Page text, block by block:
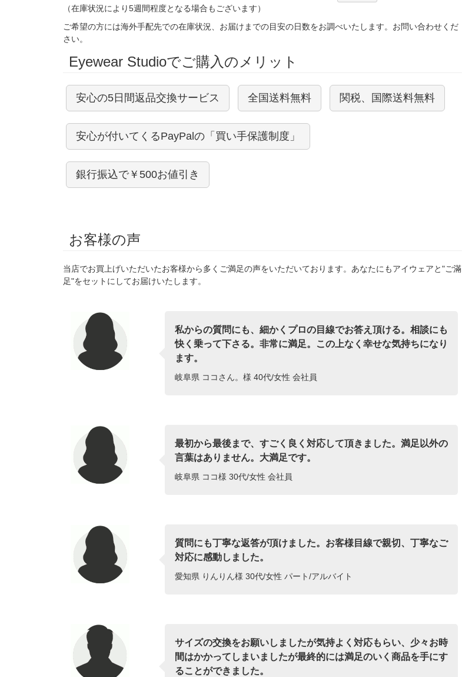
（在庫状況により5週間程度となる場合もございます）
ご希望の方には海外手配先での在庫状況、お届けまでの目安の日数をお調べいたします。お問い合わせくだ
さい。
Eyewear Studioでご購入のメリット
安心の5日間返品交換サービス 全国送料無料 関税、国際送料無料
安心が付いてくるPayPalの「買い手保護制度」
銀行振込で￥500お値引き
お客様の声
当店でお買上げいただいたお客様から多くご満足の声をいただいております。あなたにもアイウェアと"ご滿
足"をセットにしてお届けいたします。
私からの質問にも、細かくプロの目線でお答え頂ける。相談にも
快く乗って下さる。非常に満足。この上なく幸せな気持ちになり
ます。
岐阜県 ココさん。様 40代/女性 会社員
最初から最後まで、すごく良く対応して頂きました。満足以外の
言葉はありません。大満足です。
岐阜県 ココ様 30代/女性 会社員
質問にも丁寧な返答が頂けました。お客様目線で親切、丁寧なご
対応に感動しました。
愛知県 りんりん様 30代/女性 パート/アルバイト
サイズの交換をお願いしましたが気持よく対応もらい、少々お時
間はかかってしまいましたが最終的には満足のいく商品を手にす
ることができました。